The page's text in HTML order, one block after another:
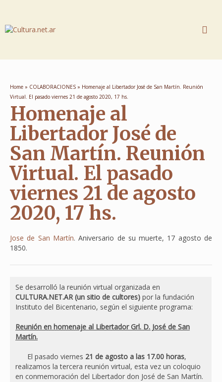
Home » COLABORACIONES » Homenaje al Libertador José de San Martín. Reunión
Virtual. El pasado viernes 21 de agosto 2020, 17 hs.
Homenaje al
Libertador José de
San Martín. Reunión
Virtual. El pasado
viernes 21 de agosto
2020, 17 hs.
Jose de San Martín. Aniversario de su muerte, 17 agosto de
1850.
Se desarrolló la reunión virtual organizada en
CULTURA.NET.AR(un sitio de cultores) por la fundación
Instituto del Bicentenario, según el siguiente programa:
Reunión en homenaje al Libertador Grl. D. José de San
Martín.
El pasado viernes 21 de agosto a las 17.00 horas,
realizamos la tercera reunión virtual, esta vez un coloquio
en conmemoración del Libertador don José de San Martín.